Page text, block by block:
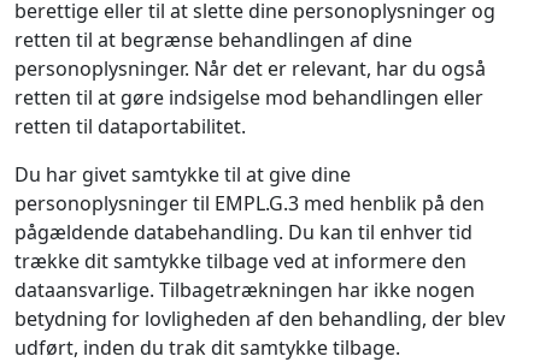
berettige eller til at slette dine personoplysninger og
retten til at begrænse behandlingen af dine
personoplysninger. Når det er relevant, har du også
retten til at gøre indsigelse mod behandlingen eller
retten til dataportabilitet.
Du har givet samtykke til at give dine
personoplysninger til EMPL.G.3 med henblik på den
pågældende databehandling. Du kan til enhver tid
trække dit samtykke tilbage ved at informere den
dataansvarlige. Tilbagetrækningen har ikke nogen
betydning for lovligheden af den behandling, der blev
udført, inden du trak dit samtykke tilbage.